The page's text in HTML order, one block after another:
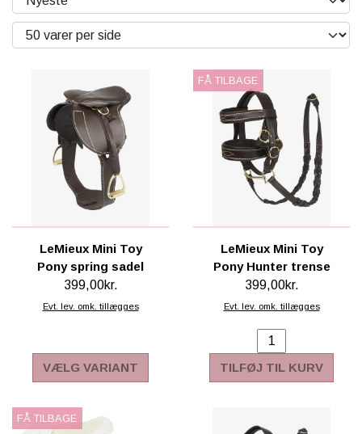
TØJ & ACCESSORIES
VÆRELSE & SPISETID
HÅR, SMYKKER & TILBEHØR
SCHLEICH® HEST & TILBEHØR
SKOLE, KREA & TILBEHØR
LeMieux Mini Toy
Pony spring sadel
399,00kr.
Evt. lev. omk. tillægges
VÆLG VARIANT
FÅ TILBAGE
LeMieux Mini Toy
Pony Hunter trense
399,00kr.
Evt. lev. omk. tillægges
TILFØJ TIL KURV
FÅ TILBAGE